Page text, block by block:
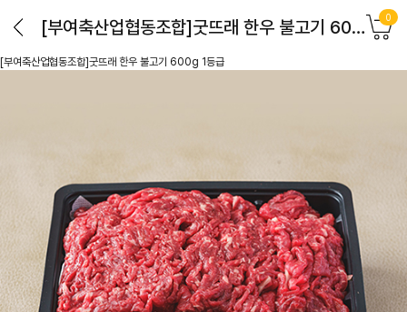
[부여축산업협동조합]굿뜨래 한우 불고기 600g 1등급 0
[부여축산업협동조합]굿뜨래 한우 불고기 600g 1등급